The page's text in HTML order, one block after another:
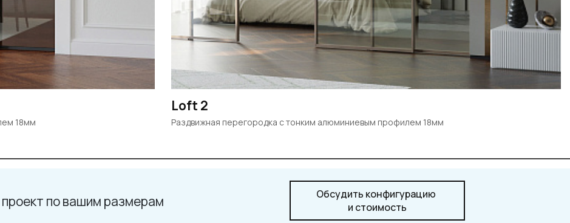
18мм
Loft 2
Раздвижная перегородка с тонким алюминиевым профилем 18мм
по вашим размерам
Обсудить конфигурацию
и стоимость